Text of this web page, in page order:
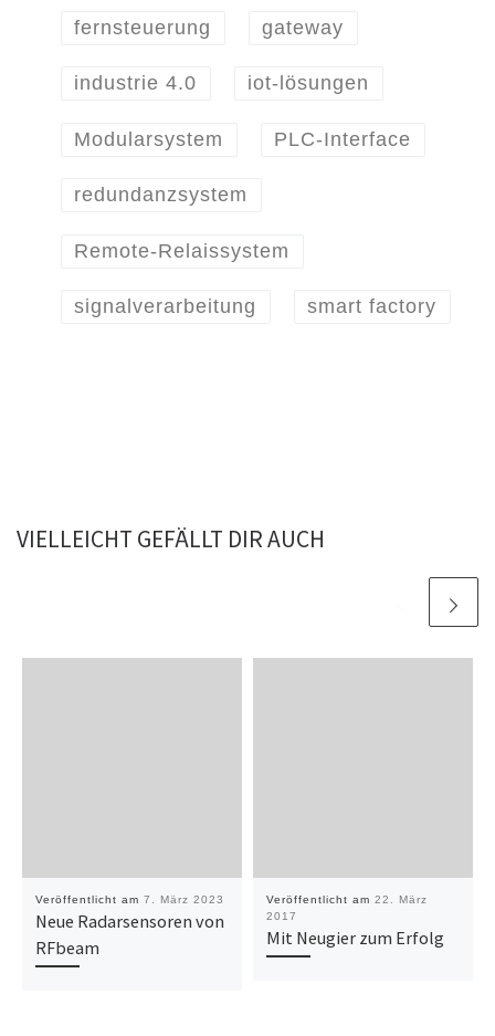
fernsteuerung gateway
industrie 4.0 iot-lösungen
Modularsystem PLC-Interface
redundanzsystem
Remote-Relaissystem
signalverarbeitung smart factory
VIELLEICHT GEFÄLLT DIR AUCH
Veröffentlicht am 7. März 2023
Neue Radarsensoren von
RFbeam
Veröffentlicht am 22. März
2017
Mit Neugier zum Erfolg